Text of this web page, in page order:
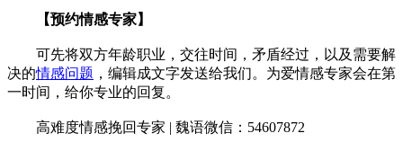
【预约情感专家】
可先将双方年龄职业，交往时间，矛盾经过，以及需要解
决的情感问题 ，编辑成文字发送给我们。为爱情感专家会在第
一时间，给你专业的回复。
高难度情感挽回专家 | 魏语微信：54607872